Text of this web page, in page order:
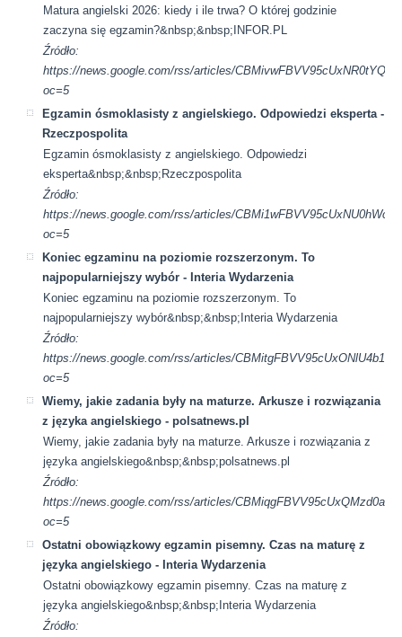
Matura angielski 2026: kiedy i ile trwa? O której godzinie
zaczyna się egzamin?&nbsp;&nbsp;INFOR.PL
Źródło:
https://news.google.com/rss/articles/
oc=5
Egzamin ósmoklasisty z angielskiego. Odpowiedzi eksperta -
Rzeczpospolita
Egzamin ósmoklasisty z angielskiego. Odpowiedzi
eksperta&nbsp;&nbsp;Rzeczpospolita
Źródło:
https://news.google.com/rss/articles/
oc=5
Koniec egzaminu na poziomie rozszerzonym. To
najpopularniejszy wybór - Interia Wydarzenia
Koniec egzaminu na poziomie rozszerzonym. To
najpopularniejszy wybór&nbsp;&nbsp;Interia Wydarzenia
Źródło:
https://news.google.com/rss/articles/
oc=5
Wiemy, jakie zadania były na maturze. Arkusze i rozwiązania
z języka angielskiego - polsatnews.pl
Wiemy, jakie zadania były na maturze. Arkusze i rozwiązania z
języka angielskiego&nbsp;&nbsp;polsatnews.pl
Źródło:
https://news.google.com/rss/articles/
oc=5
Ostatni obowiązkowy egzamin pisemny. Czas na maturę z
języka angielskiego - Interia Wydarzenia
Ostatni obowiązkowy egzamin pisemny. Czas na maturę z
języka angielskiego&nbsp;&nbsp;Interia Wydarzenia
Źródło: